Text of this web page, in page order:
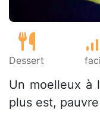
Dessert
Un moelleux à
plus est,